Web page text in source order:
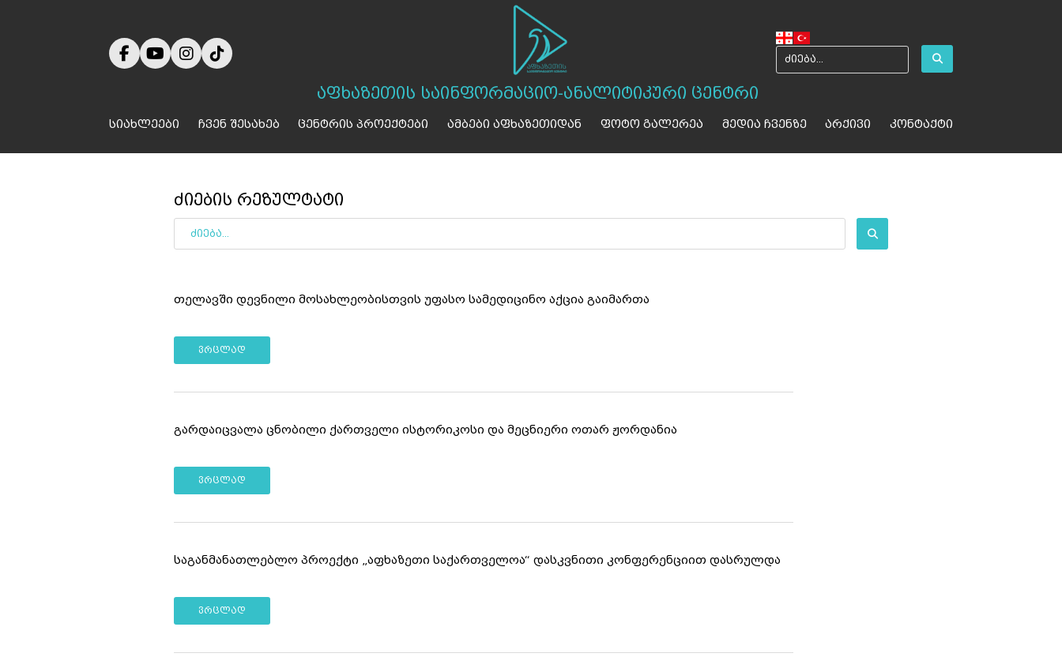
აფხაზეთის საინფორმაციო-ანალიტიკური ცენტრი
სიახლეები ჩვენ შესახებ ცენტრის პროექტები ამბები აფხაზეთიდან ფოტო გალერეა მედია ჩვენზე არქივი კონტაქტი
ძიების რეზულტატი
თელავში დევნილი მოსახლეობისთვის უფასო სამედიცინო აქცია გაიმართა
ვრცლად
გარდაიცვალა ცნობილი ქართველი ისტორიკოსი და მეცნიერი ოთარ ჟორდანია
ვრცლად
საგანმანათლებლო პროექტი „აფხაზეთი საქართველოა“ დასკვნითი კონფერენციით დასრულდა
ვრცლად